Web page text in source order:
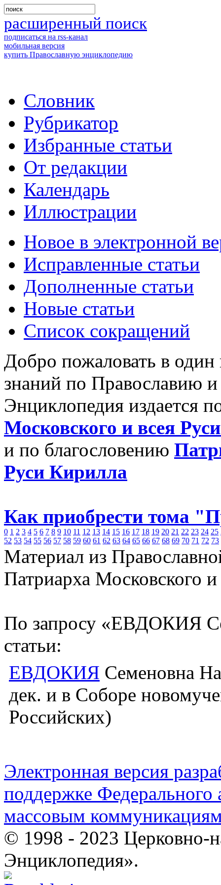
расширенный поиск
подписаться на rss-канал
мобильная версия
купить Православную энциклопедию
Словник
Рубрикатор
Избранные статьи
От редакции
Календарь
Иллюстрации
Новое в электронной
Исправленные статьи
Дополненные статьи
Новые статьи
Список сокращений
Добро пожаловать в
знаний по Православию
Энциклопедия издается
Московского и всея
и по благословению
Руси Кирилла
Как приобрести тома
0 1 2 3 4 5 6 7 8 9 10 11 12 13 14 15 16 17 18 19 20 21 22 23 24 25
52 53 54 55 56 57 58 59 60 61 62 63 64 65 66 67 68 69 70 71 72 73
Материал из
Патриарха Московского
По запросу «ЕВДОКИЯ
статьи:
ЕВДОКИЯ Семеновна
дек. и в Соборе
Российских)
Электронная версия
поддержке Федерального
массовым
© 1998 - 2023 Церковно-
Энциклопедия».